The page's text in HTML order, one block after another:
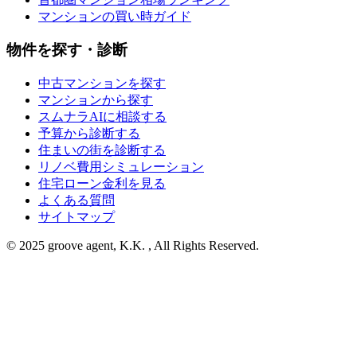
マンションの買い時ガイド
物件を探す・診断
中古マンションを探す
マンションから探す
スムナラAIに相談する
予算から診断する
住まいの街を診断する
リノベ費用シミュレーション
住宅ローン金利を見る
よくある質問
サイトマップ
© 2025 groove agent, K.K. , All Rights Reserved.